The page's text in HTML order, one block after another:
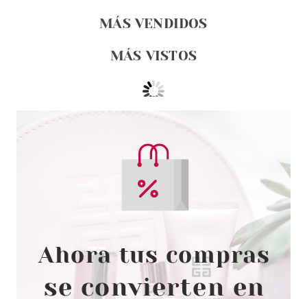
MÁS VENDIDOS
MÁS VISTOS
BABARIA
BABARIA CREMA PIES ANTI-
DUREZAS 50ML